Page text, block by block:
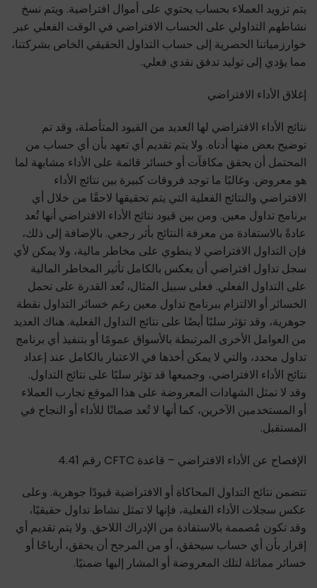
يتم تزويد العملاء بحساب يحتوي على أموال افتراضية. ويتم نسخ
نشاطهم التداولي على الحساب الافتراضي في الوقت الفعلي عبر
خوارزمياتنا الحصرية إلى حساب التداول الحقيقي الخاص بشركتنا،
مما يؤدي إلى توليد تدفق نقدي فعلي.
إغلاق الأداء الافتراضي
نتائج الأداء الافتراضي لها العديد من القيود المتأصلة، وقد تم
توضيح بعض منها أدناه. ولا يتم تقديم أي تعهد بأن أي حساب من
المحتمل أن يحقق مكافآت أو خسائر قائمة على الأداء مشابهة لما
هو معروض. وغالبًا ما توجد فروقات كبيرة بين نتائج الأداء
الافتراضي والنتائج الفعلية التي يتم تحقيقها لاحقًا من خلال أي
برنامج تداول معين. ومن بين قيود نتائج الأداء الافتراضي أنها تُعد
عادةً بالاستفادة من معرفة النتائج بأثر رجعي. بالإضافة إلى ذلك،
فإن التداول الافتراضي لا ينطوي على مخاطر مالية، ولا يمكن لأي
سجل تداول افتراضي أن يعكس بالكامل تأثير المخاطر المالية
على التداول الفعلي. فعلى سبيل المثال، تُعد القدرة على تحمل
الخسائر أو الالتزام ببرنامج تداول معين رغم خسائر التداول نقطة
جوهرية، وقد تؤثر سلبًا أيضًا على نتائج التداول الفعلية. هناك العديد
من العوامل الأخرى المرتبطة بالأسواق عمومًا أو بتنفيذ أي برنامج
تداول محدد، والتي لا يمكن أخذها في الاعتبار بالكامل عند إعداد
نتائج الأداء الافتراضي، وجميعها قد تؤثر سلبًا على نتائج التداول.
وقد لا تمثل الشهادات المعروضة على هذا الموقع تجارب العملاء
أو المستخدمين الآخرين، كما أنها لا تُعد ضمانًا للأداء أو النجاح في
المستقبل.
الإفصاح عن الأداء الافتراضي – قاعدة CFTC رقم 4.41
تتضمن نتائج التداول المحاكاة أو الافتراضية قيودًا جوهرية. وعلى
عكس سجلات الأداء الفعلية، فإنها لا تمثل نشاط تداول حقيقيًا،
وقد تكون مُصممة بالاستفادة من الإدراك اللاحق. ولا يتم تقديم أي
إقرار بأن أي حساب سيحقق، أو من المرجح أن يحقق، أرباحًا أو
خسائر مماثلة لتلك المعروضة أو المشار إليها ضمنيًا.